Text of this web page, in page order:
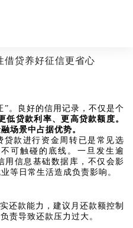
借贷养好征信更省心
”。良好的信用记录，不仅是个
低贷款利率、更高贷款额度。
场景中占据优势。
贷款进行资金周转已是常见选
可触碰的底线。一旦发生逾
用信息基础数据库，不仅会影
等日常生活造成负责影响。
还款能力，建议月还款额控制
责导致还款压力过大。